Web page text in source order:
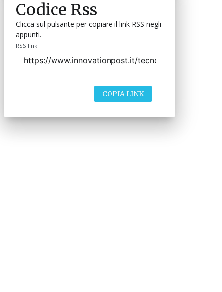
RSS link
Codice Rss
Clicca sul pulsante per copiare il link RSS negli